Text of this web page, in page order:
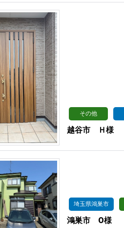
その他
越谷市 Ｈ様
埼玉県鴻巣市
鴻巣市 O様